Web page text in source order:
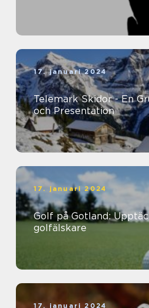
17. januari 2024
Telemark Skidor - En
och Presentation
17. januari 2024
Golf på Gotland:
golfälskare
17. januari 2024